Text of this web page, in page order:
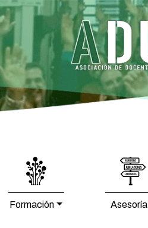
Formación Asesoría